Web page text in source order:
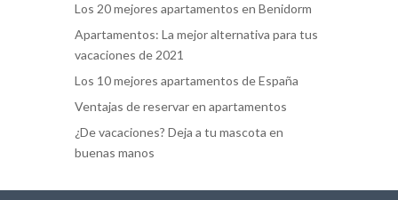
Los 20 mejores apartamentos en Benidorm
Apartamentos: La mejor alternativa para tus
vacaciones de 2021
Los 10 mejores apartamentos de España
Ventajas de reservar en apartamentos
¿De vacaciones? Deja a tu mascota en
buenas manos